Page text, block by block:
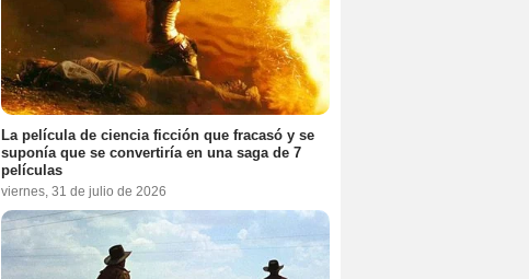
La película de ciencia ficción que fracasó y se
suponía que se convertiría en una saga de 7
películas
viernes, 31 de julio de 2026